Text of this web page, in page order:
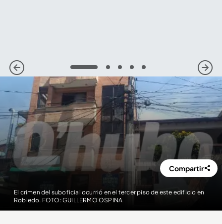
1 2 3 4 5
El crimen del suboficial ocurrió en el tercer piso de este edificio en
Robledo. FOTO: GUILLERMO OSPINA
Compartir